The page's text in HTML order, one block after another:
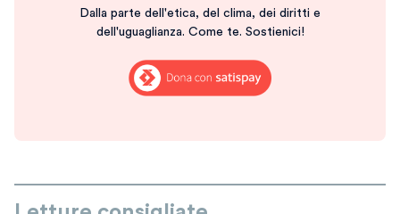
Dalla parte dell'etica, del clima, dei diritti e
dell'uguaglianza. Come te. Sostienici!